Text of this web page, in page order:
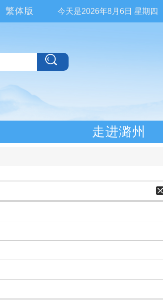
今天是2026年8月6日 星期四
繁体版
走进潞州